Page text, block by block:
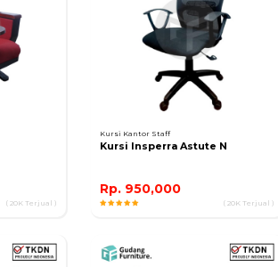
( 20K Terjual )
Kursi Kantor Staff
Kursi Insperra Astute N
Rp. 950,000
( 20K Terjual )